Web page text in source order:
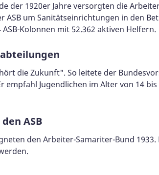
der 1920er Jahre versorgten die
ASB um Sanitätseinrichtungen in den
Kolonnen mit 52.362 aktiven Helfern.
die Zukunft". So leitete der
empfahl Jugendlichen im Alter von 14
ASB
den Arbeiter-Samariter-Bund